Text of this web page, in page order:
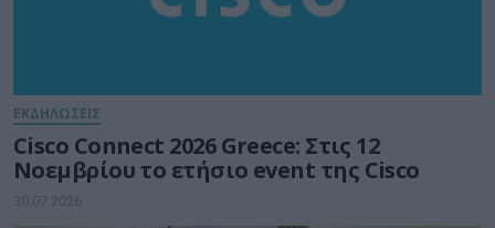
ΕΚΔΗΛΩΣΕΙΣ
Cisco Connect 2026 Greece: Στις 12
Νοεμβρίου το ετήσιο event της Cisco
30.07.2026